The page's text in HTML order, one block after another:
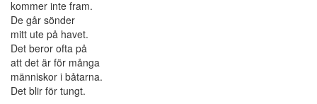
kommer inte fram.
De går sönder
mitt ute på havet.
Det beror ofta på
att det är för många
människor i båtarna.
Det blir för tungt.